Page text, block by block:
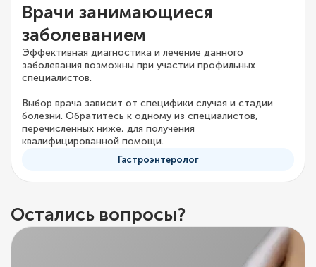
Врачи занимающиеся
заболеванием
Эффективная диагностика и лечение данного
заболевания возможны при участии профильных
специалистов.
Выбор врача зависит от специфики случая и стадии
болезни. Обратитесь к одному из специалистов,
перечисленных ниже, для получения
квалифицированной помощи.
Гастроэнтеролог
Остались вопросы?